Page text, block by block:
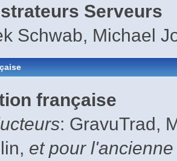
Serveurs
Schwab, Michael
française
: GravuTrad,
et pour